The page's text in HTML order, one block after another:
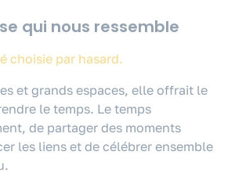
qui nous ressemble
choisie par hasard.
et grands espaces, elle offrait le
le temps. Le temps
de partager des moments
les liens et de célébrer ensemble